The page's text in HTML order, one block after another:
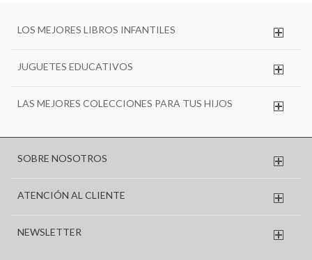
LOS MEJORES LIBROS INFANTILES
JUGUETES EDUCATIVOS
LAS MEJORES COLECCIONES PARA TUS HIJOS
SOBRE NOSOTROS
ATENCIÓN AL CLIENTE
NEWSLETTER